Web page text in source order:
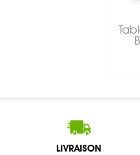
LIVRAISON